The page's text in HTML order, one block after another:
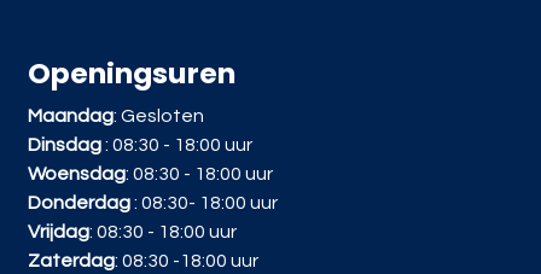
Openingsuren
Maandag: Gesloten
Dinsdag: 08:30 - 18:00 uur
Woensdag: 08:30 - 18:00 uur
Donderdag: 08:30- 18:00 uur
Vrijdag: 08:30 - 18:00 uur
Zaterdag: 08:30 -18:00 uur